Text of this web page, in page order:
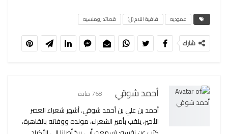
عموديه قافية اللام (ل) قصائد رومنسيه
شارك
أحمد شوقي 768 مادة
أحمد بن علي بن أحمد شوقي. أشهر شعراء العصر
الأخير، يلقب بأمير الشعراء، مولده ووفاته بالقاهرة،